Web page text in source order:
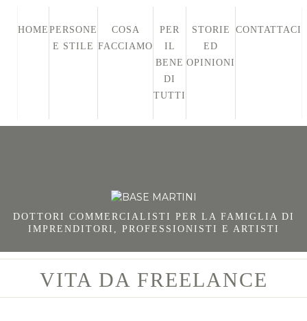
HOME PERSONE
E STILE
COSA
FACCIAMO
PER
IL
BENE
DI
TUTTI
STORIE
ED
OPINIONI
CONTATTACI
DOTTORI COMMERCIALISTI PER LA FAMIGLIA DI
IMPRENDITORI, PROFESSIONISTI E ARTISTI
VITA DA FREELANCE